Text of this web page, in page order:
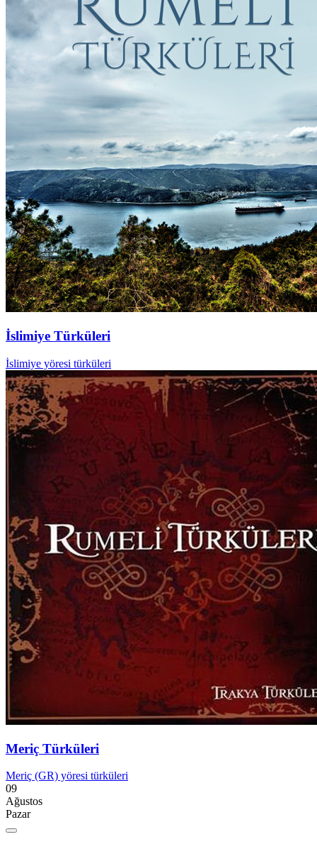
İslimiye Türküleri
İslimiye yöresi türküleri
Meriç Türküleri
Meriç (GR) yöresi türküleri
09
Ağustos
Pazar